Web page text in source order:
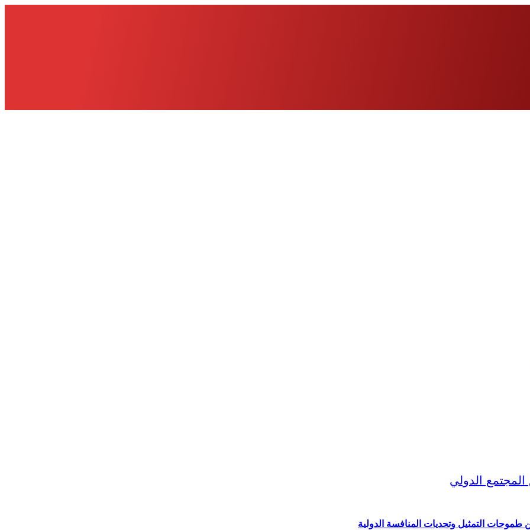
طموحات التمثيل وتحديات المنافسة الدولية